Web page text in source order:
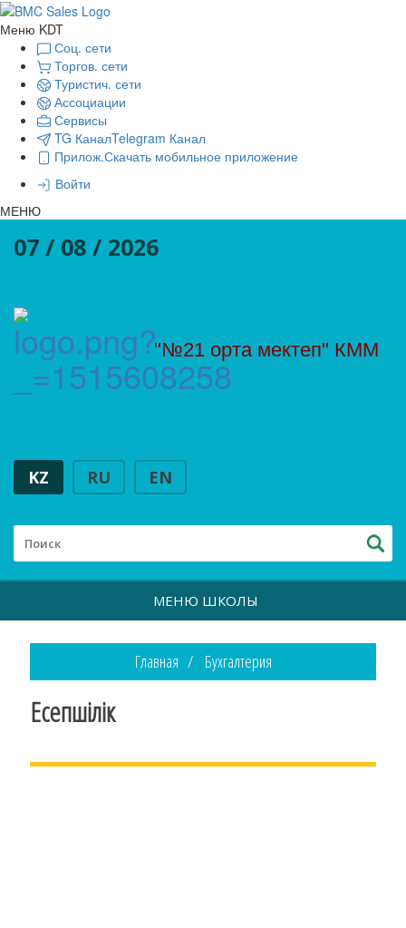
Меню KDT
Соц. сети
Торгов. сети
Туристич. сети
Ассоциации
Сервисы
TG КаналTelegram Канал
Прилож.Скачать мобильное приложение
Войти
МЕНЮ
07 / 08 / 2026
"№21 орта мектеп" КММ
KZ RU EN
МЕНЮ ШКОЛЫ
Главная Бухгалтерия
Есепшілік